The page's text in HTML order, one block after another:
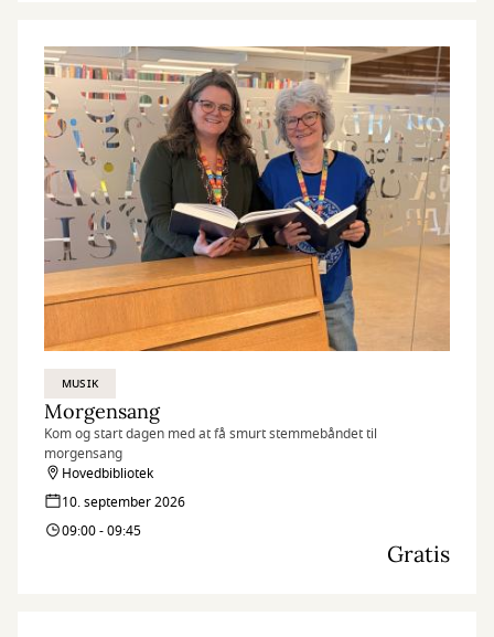
MUSIK
Morgensang
Kom og start dagen med at få smurt stemmebåndet til
morgensang
Hovedbibliotek
10. september 2026
09:00 - 09:45
Gratis